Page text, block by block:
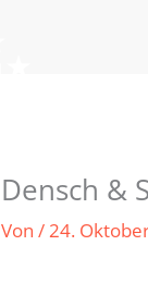
Densch &
Von/24.